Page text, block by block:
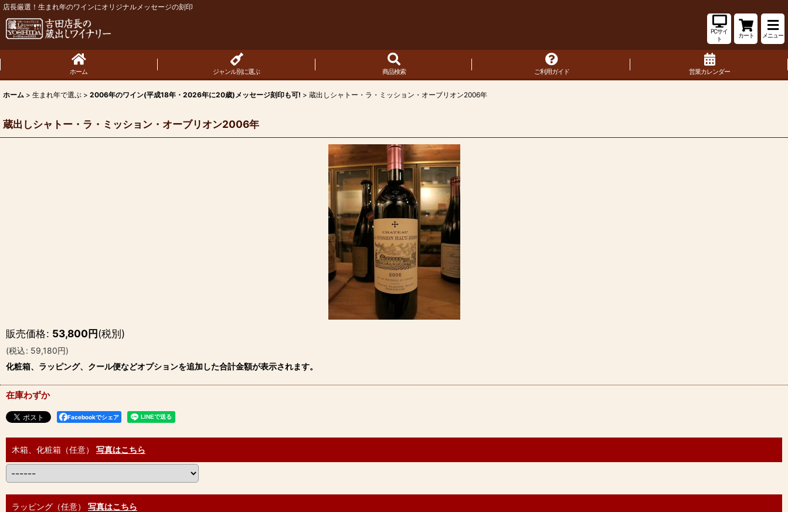
店長厳選！生まれ年のワインにオリジナルメッセージの刻印
PCサイ
ト
カート メニュー
ホーム ジャンル別に選ぶ 商品検索 ご利用ガイド 営業カレンダー
ホーム > 生まれ年で選ぶ > 2006年のワイン(平成18年・2026年に20歳)メッセージ刻印も可! > 蔵出しシャトー・ラ・ミッション・オーブリオン2006年
蔵出しシャトー・ラ・ミッション・オーブリオン2006年
販売価格: 53,800円(税別)
(税込: 59,180円)
化粧箱、ラッピング、クール便などオプションを追加した合計金額が表示されます。
在庫わずか
Facebookでシェア
木箱、化粧箱（任意） 写真はこちら
ラッピング（任意） 写真はこちら